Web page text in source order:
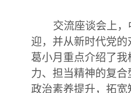
交流座谈会上
迎，并从新时代党的
葛小月重点介绍了
力、担当精神的复
政治素养提升，拓